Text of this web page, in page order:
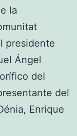
la
presidente
Ángel
del
del
Enrique